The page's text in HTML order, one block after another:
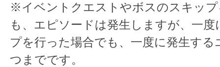
※イベントクエストやボスのスキッ
も、エピソードは発生しますが、一度
プを行った場合でも、一度に発生する
つまでです。